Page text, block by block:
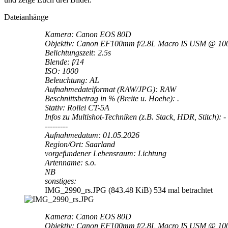
Dateianhänge
Kamera: Canon EOS 80D
Objektiv: Canon EF100mm f/2.8L Macro IS USM @
Belichtungszeit: 2.5s
Blende: f/14
ISO: 1000
Beleuchtung: AL
Aufnahmedateiformat (RAW/JPG): RAW
Beschnittsbetrag in % (Breite u. Hoehe): .
Stativ: Rollei CT-5A
Infos zu Multishot-Techniken (z.B. Stack, HDR, Stitch): -
---------
Aufnahmedatum: 01.05.2026
Region/Ort: Saarland
vorgefundener Lebensraum: Lichtung
Artenname: s.o.
NB
sonstiges:
IMG_2990_rs.JPG (843.48 KiB) 534 mal betrachtet
Kamera: Canon EOS 80D
Objektiv: Canon EF100mm f/2.8L Macro IS USM @